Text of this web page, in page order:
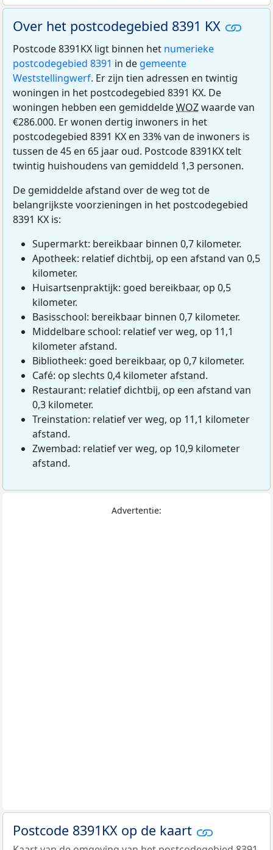
Over het postcodegebied 8391 KX
Postcode 8391KX ligt binnen het numerieke
postcodegebied 8391 in de gemeente
Weststellingwerf. Er zijn tien adressen en twintig
woningen in het postcodegebied 8391 KX. De
woningen hebben een gemiddeldeWOZwaarde van
€286.000. Er wonen dertig inwoners in het
postcodegebied 8391 KX en 33% van de inwoners is
tussen de 45 en 65 jaar oud. Postcode 8391KX telt
twintig huishoudens van gemiddeld 1,3 personen.
De gemiddelde afstand over de weg tot de
belangrijkste voorzieningen in het postcodegebied
8391 KX is:
Supermarkt: bereikbaar binnen 0,7 kilometer.
Apotheek: relatief dichtbij, op een afstand van 0,5
kilometer.
Huisartsenpraktijk: goed bereikbaar, op 0,5
kilometer.
Basisschool: bereikbaar binnen 0,7 kilometer.
Middelbare school: relatief ver weg, op 11,1
kilometer afstand.
Bibliotheek: goed bereikbaar, op 0,7 kilometer.
Café: op slechts 0,4 kilometer afstand.
Restaurant: relatief dichtbij, op een afstand van
0,3 kilometer.
Treinstation: relatief ver weg, op 11,1 kilometer
afstand.
Zwembad: relatief ver weg, op 10,9 kilometer
afstand.
Advertentie:
Postcode 8391KX op de kaart